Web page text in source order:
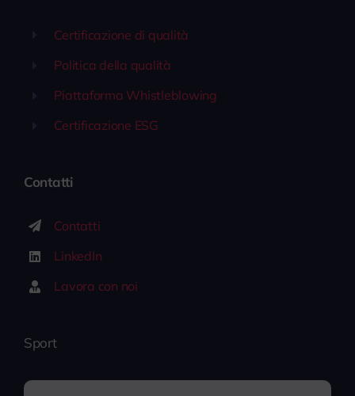
Certificazione di qualità
Politica della qualità
Piattaforma Whistleblowing
Certificazione ESG
Contatti
Contatti
LinkedIn
Lavora con noi
Sport